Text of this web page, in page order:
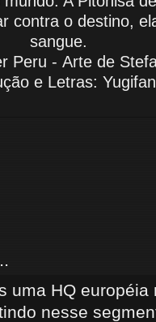
contra o destino,
sangue.
Peru - Arte de
e Letras: Yugifan
uma HQ
nesse